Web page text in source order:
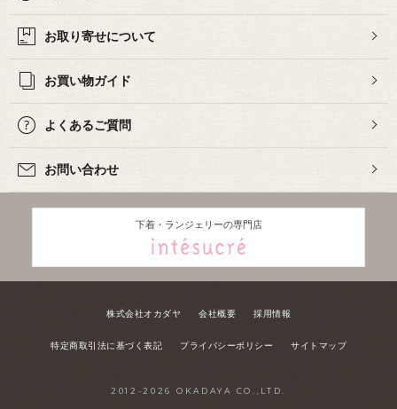
お取り寄せについて
お買い物ガイド
よくあるご質問
お問い合わせ
下着・ランジェリーの専門店
株式会社オカダヤ 会社概要 採用情報
特定商取引法に基づく表記 プライバシーポリシー サイトマップ
2012- 2026 OKADAYA CO.,LTD.